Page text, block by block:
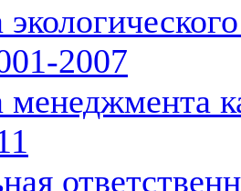
2007
менеджмента